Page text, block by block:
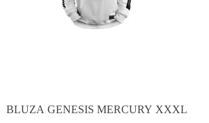
BLUZA GENESIS MERCURY XXXL